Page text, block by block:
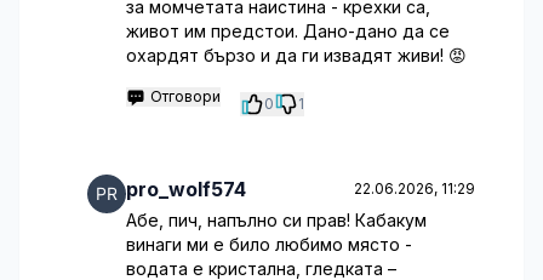
за момчетата наистина - крехки са,
живот им предстои. Дано-дано да се
охардят бързо и да ги извадят живи! 😡
Отговори 0 1
pro_wolf574 22.06.2026, 11:29
Абе, пич, напълно си прав! Кабакум
винаги ми е било любимо място -
водата е кристална, гледката –